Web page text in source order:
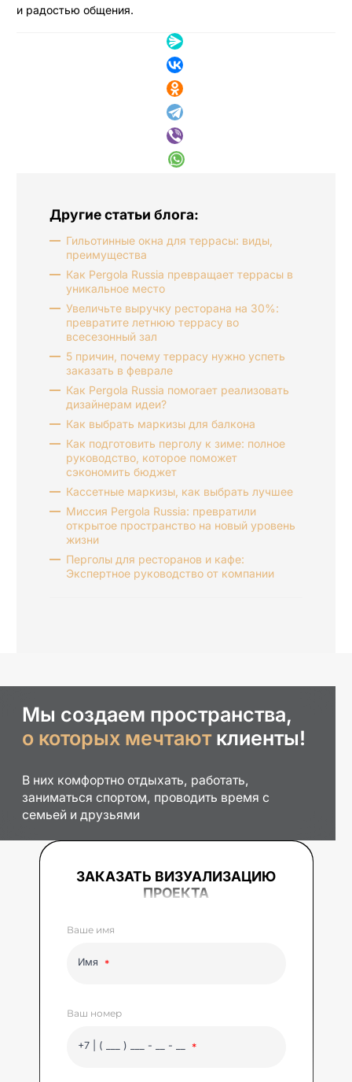
и радостью общения.
Другие статьи блога:
Гильотинные окна для террасы: виды,
преимущества
Как Pergola Russia превращает террасы в
уникальное место
Увеличьте выручку ресторана на 30%:
превратите летнюю террасу во
всесезонный зал
5 причин, почему террасу нужно успеть
заказать в феврале
Как Pergola Russia помогает реализовать
дизайнерам идеи?
Как выбрать маркизы для балкона
Как подготовить перголу к зиме: полное
руководство, которое поможет
сэкономить бюджет
Кассетные маркизы, как выбрать лучшее
Миссия Pergola Russia: превратили
открытое пространство на новый уровень
жизни
Перголы для ресторанов и кафе:
Экспертное руководство от компании
Мы создаем пространства,
о которых мечтаютклиенты!
В них комфортно отдыхать, работать,
заниматься спортом, проводить время с
семьей и друзьями
ЗАКАЗАТЬ ВИЗУАЛИЗАЦИЮ
ПРОЕКТА
Ваше имя
Имя
Ваш номер
+7 | ( ___ ) ___ - __ - __